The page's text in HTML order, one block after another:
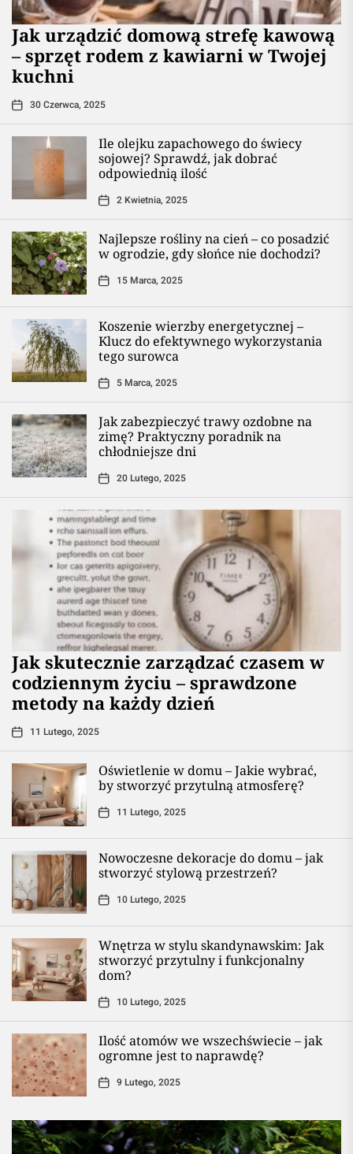
​Jak urządzić domową strefę kawową
– sprzęt rodem z kawiarni w Twojej
kuchni
30 Czerwca, 2025
Ile olejku zapachowego do świecy
sojowej? Sprawdź, jak dobrać
odpowiednią ilość
2 Kwietnia, 2025
Najlepsze rośliny na cień – co posadzić
w ogrodzie, gdy słońce nie dochodzi?
15 Marca, 2025
Koszenie wierzby energetycznej –
Klucz do efektywnego wykorzystania
tego surowca
5 Marca, 2025
Jak zabezpieczyć trawy ozdobne na
zimę? Praktyczny poradnik na
chłodniejsze dni
20 Lutego, 2025
Jak skutecznie zarządzać czasem w
codziennym życiu – sprawdzone
metody na każdy dzień
11 Lutego, 2025
Oświetlenie w domu – Jakie wybrać,
by stworzyć przytulną atmosferę?
11 Lutego, 2025
Nowoczesne dekoracje do domu – jak
stworzyć stylową przestrzeń?
10 Lutego, 2025
Wnętrza w stylu skandynawskim: Jak
stworzyć przytulny i funkcjonalny
dom?
10 Lutego, 2025
Ilość atomów we wszechświecie – jak
ogromne jest to naprawdę?
9 Lutego, 2025